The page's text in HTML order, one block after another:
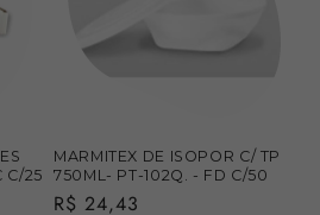
C/25
MARMITEX DE ISOPOR C/ TP
750ML- PT-102Q. - FD C/50
Preço
R$ 24,43